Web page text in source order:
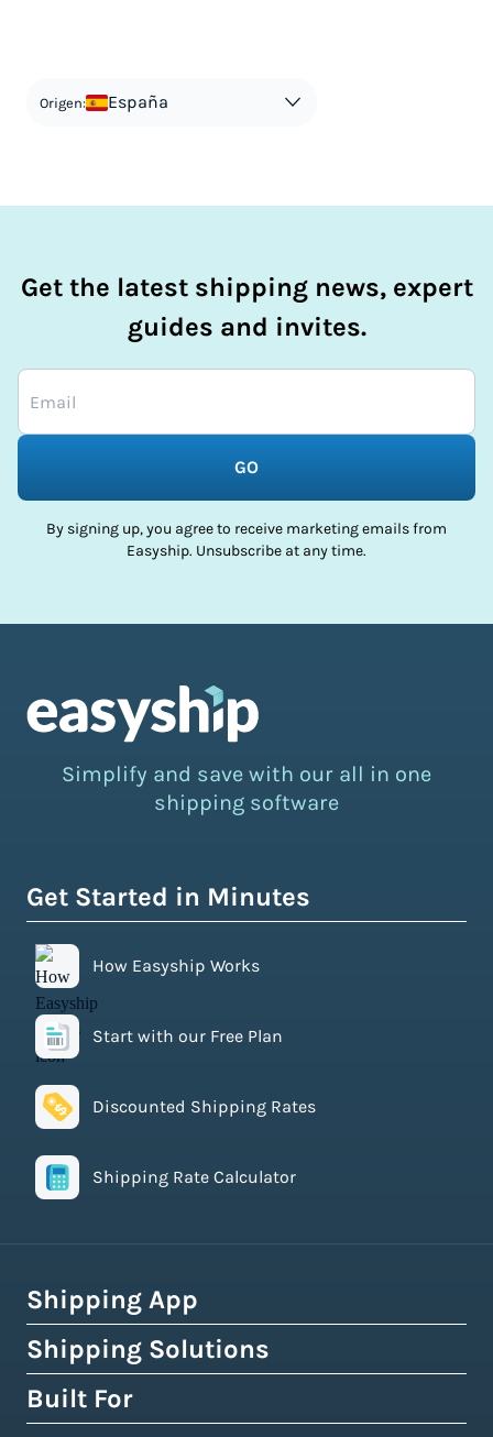
Origen: España
Get the latest shipping news, expert
guides and invites.
GO
By signing up, you agree to receive marketing emails from
Easyship. Unsubscribe at any time.
Simplify and save with our all in one
shipping software
Get Started in Minutes
How Easyship Works
Start with our Free Plan
Discounted Shipping Rates
Shipping Rate Calculator
Shipping App
How Easyship Works
Multi-Carrier Shipping Software
Shipping Solutions
Global Fulfillment Network
Built For